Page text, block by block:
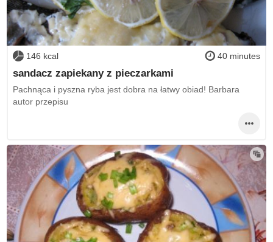
146 kcal 40 minutes
sandacz zapiekany z pieczarkami
Pachnąca i pyszna ryba jest dobra na łatwy obiad! Barbara
autor przepisu